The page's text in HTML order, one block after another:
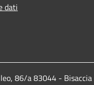
dati
86/a 83044 - Bisaccia